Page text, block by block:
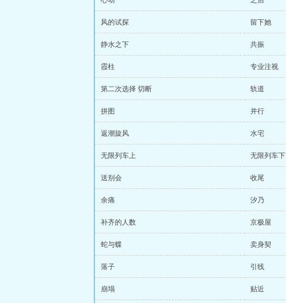
风的试探 留下她
静水之下 共振
霞柱 专业注视
第二次选择 切断 轨道
拼图 并行
返潮旋风 水宅
无限列车上 无限列车下
送别会 收尾
余痛 汐乃
补齐的人数 京极屋
蛇与蝶 卖身契
落子 引线
崩塌 贴近